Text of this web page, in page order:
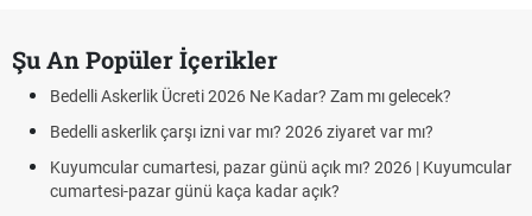
Şu An Popüler İçerikler
Bedelli Askerlik Ücreti 2026 Ne Kadar? Zam mı gelecek?
Bedelli askerlik çarşı izni var mı? 2026 ziyaret var mı?
Kuyumcular cumartesi, pazar günü açık mı? 2026 | Kuyumcular
cumartesi-pazar günü kaça kadar açık?